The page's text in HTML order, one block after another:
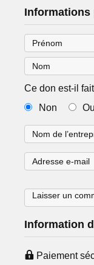
Informations
Ce don est-il
Non
Information
Paiement